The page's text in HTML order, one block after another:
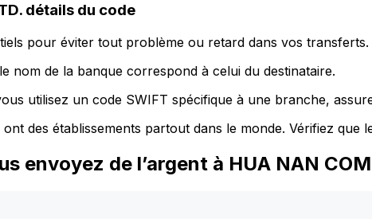
détails du code
pour éviter tout problème ou retard dans vos
nom de la banque correspond à celui du destinataire.
utilisez un code SWIFT spécifique à une branche,
ont des établissements partout dans le monde. Vérifiez
envoyez de l’argent à HUA NAN